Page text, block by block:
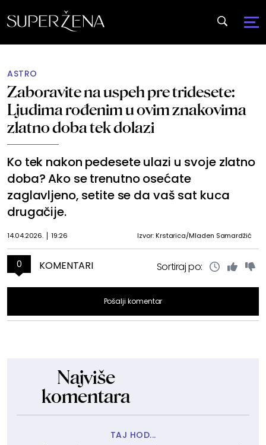
ASTRO
Zaboravite na uspeh pre tridesete:
Ljudima rođenim u ovim znakovima
zlatno doba tek dolazi
Ko tek nakon pedesete ulazi u svoje zlatno
doba? Ako se trenutno osećate
zaglavljeno, setite se da vaš sat kuca
drugačije.
14.04.2026. 19:26 Izvor: Krstarica/Mladen Samardžić
0 KOMENTARI Sortiraj po:
Pošalji komentar
Najviše
komentara
TAJ HOD...